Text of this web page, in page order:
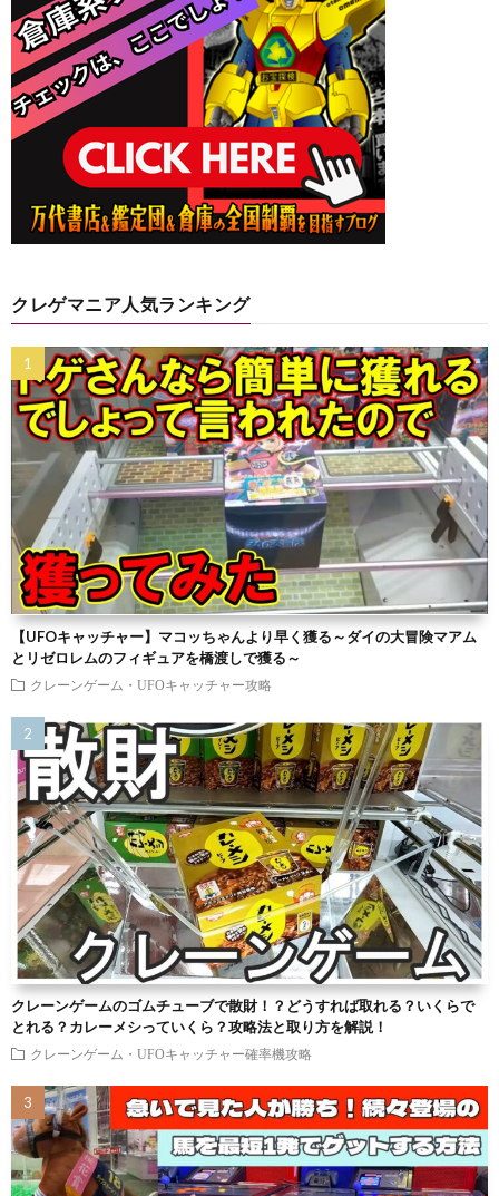
クレゲマニア人気ランキング
【UFOキャッチャー】マコッちゃんより早く獲る～ダイの大冒険マアム
とリゼロレムのフィギュアを橋渡しで獲る～
クレーンゲーム・UFOキャッチャー攻略
クレーンゲームのゴムチューブで散財！？どうすれば取れる？いくらで
とれる？カレーメシっていくら？攻略法と取り方を解説！
クレーンゲーム・UFOキャッチャー確率機攻略